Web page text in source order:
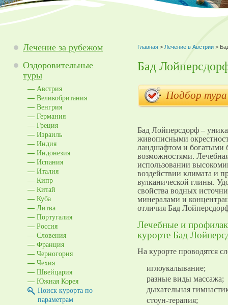
Лечение за рубежом
Оздоровительные
туры
Австрия
Великобритания
Венгрия
Германия
Греция
Израиль
Индия
Индонезия
Испания
Италия
Кипр
Китай
Куба
Литва
Португалия
Россия
Словения
Франция
Черногория
Чехия
Швейцария
Южная Корея
Поиск курорта по
параметрам
Главная > Лечение в Австрии >
Бад
Подбор
Бад Лойперсдорф –
живописными
ландшафтом и богатыми
возможностями.
использовании
воздействии климата и
вулканической глины.
свойства водных
минералами и
отличия Бад
Лечебные и
курорте Бад
На курорте проводятся
иглоукалывание;
разные виды массажа;
дыхательная
стоун-терапия;